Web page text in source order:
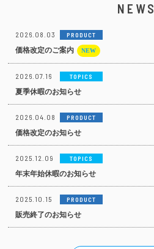
NEWS
2026.08.03 PRODUCT
価格改定のご案内
2026.07.16 TOPICS
夏季休暇のお知らせ
2026.04.08 PRODUCT
価格改定のお知らせ
2025.12.09 TOPICS
年末年始休暇のお知らせ
2025.10.15 PRODUCT
販売終了のお知らせ